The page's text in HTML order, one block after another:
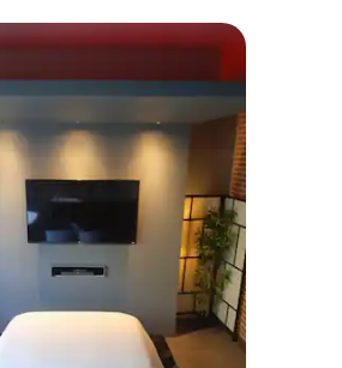
），共 90 条评价